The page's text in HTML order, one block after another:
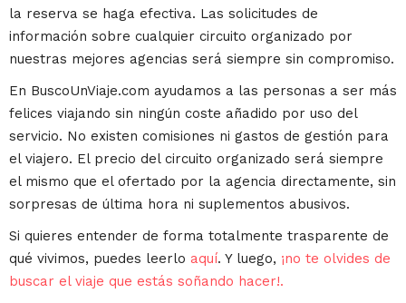
la reserva se haga efectiva. Las solicitudes de
información sobre cualquier circuito organizado por
nuestras mejores agencias será siempre sin compromiso.
En BuscoUnViaje.com ayudamos a las personas a ser más
felices viajando sin ningún coste añadido por uso del
servicio. No existen comisiones ni gastos de gestión para
el viajero. El precio del circuito organizado será siempre
el mismo que el ofertado por la agencia directamente, sin
sorpresas de última hora ni suplementos abusivos.
Si quieres entender de forma totalmente trasparente de
qué vivimos, puedes leerlo aquí. Y luego, ¡no te olvides de
buscar el viaje que estás soñando hacer!.